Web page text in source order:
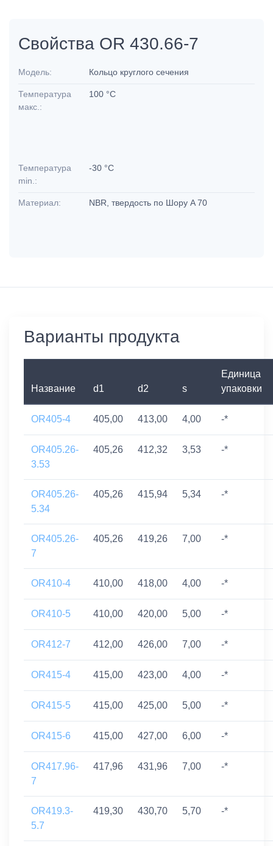
Свойства OR 430.66-7
Модель: Кольцо круглого сечения
Температура
макс.:
100 °C
Температура
min.:
-30 °C
Материал: NBR, твердость по Шору A 70
Варианты продукта
Название d1 d2 s
Единица
упаковки
OR405-4 405,00 413,00 4,00 -*
OR405.26-
3.53
405,26 412,32 3,53 -*
OR405.26-
5.34
405,26 415,94 5,34 -*
OR405.26-
7
405,26 419,26 7,00 -*
OR410-4 410,00 418,00 4,00 -*
OR410-5 410,00 420,00 5,00 -*
OR412-7 412,00 426,00 7,00 -*
OR415-4 415,00 423,00 4,00 -*
OR415-5 415,00 425,00 5,00 -*
OR415-6 415,00 427,00 6,00 -*
OR417.96-
7
417,96 431,96 7,00 -*
OR419.3-
5.7
419,30 430,70 5,70 -*